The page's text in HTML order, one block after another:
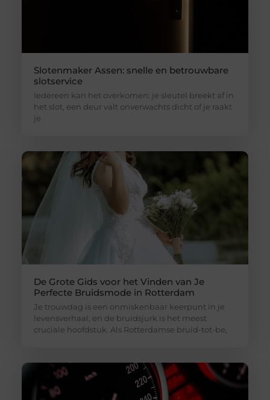
Slotenmaker Assen: snelle en betrouwbare
slotservice
Iedereen kan het overkomen: je sleutel breekt af in
het slot, een deur valt onverwachts dicht of je raakt
je
De Grote Gids voor het Vinden van Je
Perfecte Bruidsmode in Rotterdam
Je trouwdag is een onmiskenbaar keerpunt in je
levensverhaal, en de bruidsjurk is het meest
cruciale hoofdstuk. Als Rotterdamse bruid-tot-be,